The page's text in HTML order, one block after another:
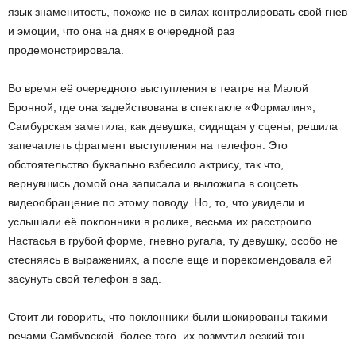
язык знаменитость, похоже не в силах контролировать свой гнев
и эмоции, что она на днях в очередной раз
продемонстрировала.
Во время её очередного выступления в театре на Малой
Бронной, где она задействована в спектакле «Формалин»,
Самбурская заметила, как девушка, сидящая у сцены, решила
запечатлеть фрагмент выступления на телефон. Это
обстоятельство буквально взбесило актрису, так что,
вернувшись домой она записала и выложила в соцсеть
видеообращение по этому поводу. Но, то, что увидели и
услышали её поклонники в ролике, весьма их расстроило.
Настасья в грубой форме, гневно ругала, ту девушку, особо не
стесняясь в выражениях, а после еще и порекомендовала ей
засунуть свой телефон в зад.
Стоит ли говорить, что поклонники были шокированы такими
речами Самбурской, более того, их возмутил резкий тон